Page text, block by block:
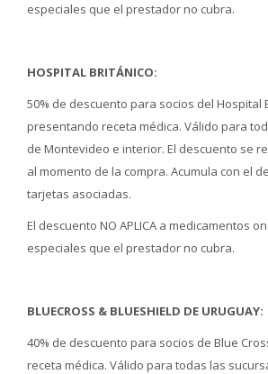
especiales que el prestador no cubra.
HOSPITAL BRITÁNICO:
50% de descuento para socios del Hospital
presentando receta médica. Válido para
de Montevideo e interior. El descuento se
al momento de la compra. Acumula con el
tarjetas asociadas.
El descuento NO APLICA a medicamentos
especiales que el prestador no cubra.
BLUECROSS & BLUESHIELD DE URUGUAY:
40% de descuento para socios de Blue
receta médica. Válido para todas las